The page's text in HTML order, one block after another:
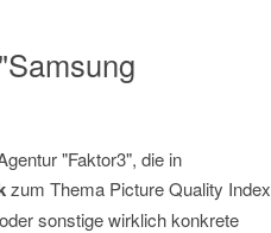
"Faktor3", die in
zum Thema Picture Quality Index
sonstige wirklich konkrete